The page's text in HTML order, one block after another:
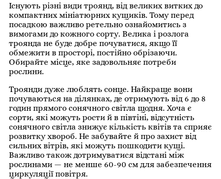
Існують різні види троянд, від великих витких до
компактних мініатюрних кущиків. Тому перед
посадкою важливо ретельно ознайомитись з
вимогами до кожного сорту. Велика і розлога
троянда не буде добре почуватися, якщо її
обмежити в просторі, постійно обрізаючи.
Обирайте місце, яке задовольняє потреби
рослини.
Троянди дуже люблять сонце. Найкраще вони
почуваються на ділянках, де отримують від 6 до 8
годин прямого сонячного світла щодня. Хоча є
сорти, які можуть рости й в півтіні, відсутність
сонячного світла знижує кількість квітів та сприяє
розвитку хвороб. Не забувайте й про захист від
сильних вітрів, які можуть пошкодити кущі.
Важливо також дотримуватися відстані між
рослинами — не менше 60-90 см для забезпечення
циркуляції повітря.